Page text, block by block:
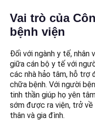
Vai trò của
bệnh viện
Đối với ngành y tế, nhân
giữa cán bộ y tế với
các nhà hảo tâm, hỗ
chữa bệnh. Với người
tinh thần giúp họ yên
sớm được ra viện, trở
thân và gia đình.